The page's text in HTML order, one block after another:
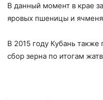
В данный момент в крае
яровых пшеницы и
В 2015 году Кубань также
сбор зерна по итогам